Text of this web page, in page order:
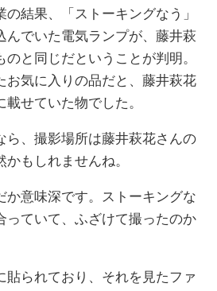
結果、「ストーキングなう」
んでいた電気ランプが、藤井萩
と同じだということが判明。
お気に入りの品だと、藤井萩花
せていた物でした。
ら、撮影場所は藤井萩花さんの
もしれませんね。
か意味深です。ストーキングな
っていて、ふざけて撮ったのか
貼られており、それを見たファ